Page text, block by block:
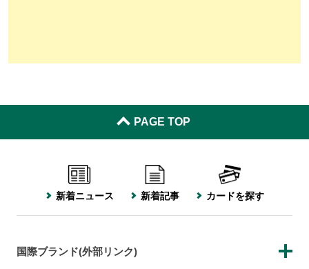
PAGE TOP
新着ニュース 新着記事 カードを探す
国際ブランド(外部リンク)